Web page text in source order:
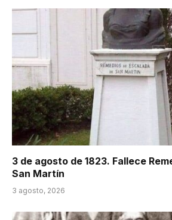
3 de agosto de 1823. Fallece
San Martín
3 agosto, 2026